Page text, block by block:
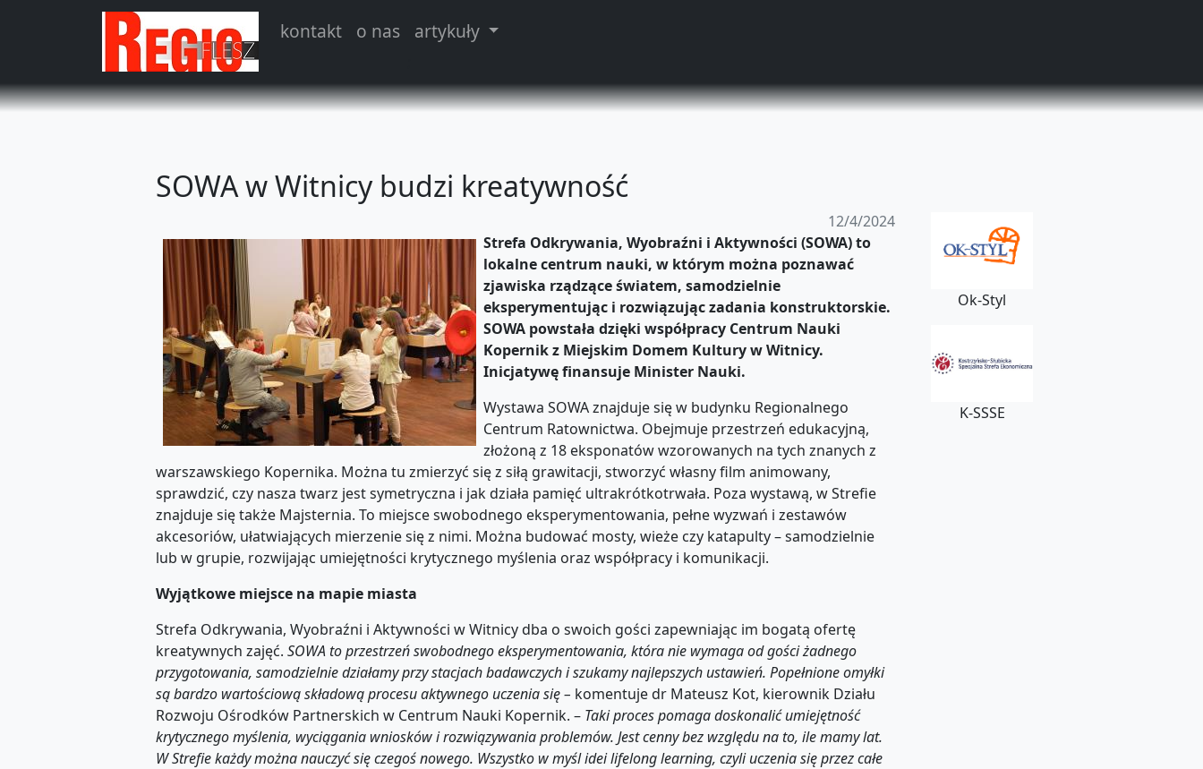
kontakt o nas artykuły
SOWA w Witnicy budzi kreatywność
12/4/2024
Strefa Odkrywania, Wyobraźni i Aktywności (SOWA) to
lokalne centrum nauki, w którym można poznawać
zjawiska rządzące światem, samodzielnie
eksperymentując i rozwiązując zadania konstruktorskie.
SOWA powstała dzięki współpracy Centrum Nauki
Kopernik z Miejskim Domem Kultury w Witnicy.
Inicjatywę finansuje Minister Nauki.
Wystawa SOWA znajduje się w budynku Regionalnego
Centrum Ratownictwa. Obejmuje przestrzeń edukacyjną,
złożoną z 18 eksponatów wzorowanych na tych znanych z
warszawskiego Kopernika. Można tu zmierzyć się z siłą grawitacji, stworzyć własny film animowany,
sprawdzić, czy nasza twarz jest symetryczna i jak działa pamięć ultrakrótkotrwała. Poza wystawą, w Strefie
znajduje się także Majsternia. To miejsce swobodnego eksperymentowania, pełne wyzwań i zestawów
akcesoriów, ułatwiających mierzenie się z nimi. Można budować mosty, wieże czy katapulty – samodzielnie
lub w grupie, rozwijając umiejętności krytycznego myślenia oraz współpracy i komunikacji.
Wyjątkowe miejsce na mapie miasta
Strefa Odkrywania, Wyobraźni i Aktywności w Witnicy dba o swoich gości zapewniając im bogatą ofertę
kreatywnych zajęć. SOWA to przestrzeń swobodnego eksperymentowania, która nie wymaga od gości żadnego
przygotowania, samodzielnie działamy przy stacjach badawczych i szukamy najlepszych ustawień. Popełnione omyłki
są bardzo wartościową składową procesu aktywnego uczenia się – komentuje dr Mateusz Kot, kierownik Działu
Rozwoju Ośrodków Partnerskich w Centrum Nauki Kopernik. – Taki procespomagadoskonalić umiejętność
krytycznego myślenia, wyciągania wniosków i rozwiązywania problemów. Jest cenny bez względu na to, ile mamy lat.
W Strefie każdy można nauczyć się czegoś nowego. Wszystko w myśl idei lifelong learning, czyli uczenia się przez całe
Ok-Styl
K-SSSE